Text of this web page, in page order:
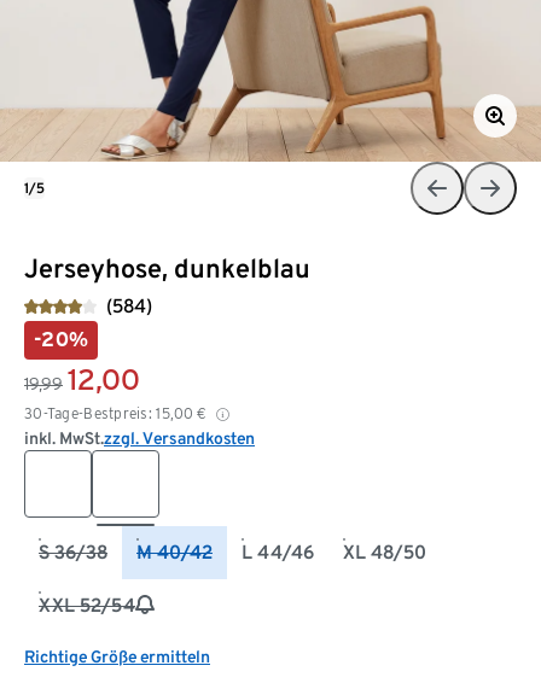
Jerseyhose, dunkelblau
(584)
-20%
19,99 12,00
30-Tage-Bestpreis: 15,00 €
inkl. MwSt.zzgl. Versandkosten
S 36/38 M 40/42 L 44/46 XL 48/50
XXL 52/54
Richtige Größe ermitteln
1/5